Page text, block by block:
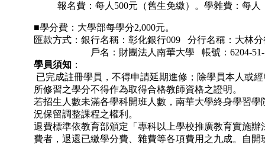
報名費：每人500元（舊生免繳）。學雜費：每人
■學分費：大學部每學分2,000元。
匯款方式：銀行名稱：彰化銀行009 分行名稱：大林分
戶名：財團法人南華大學 帳號：6204-51-
學員須知 ：
已完成註冊學員，不得申請延期進修；除學員本人或
所修習之學分不得作為取得合格教師資格之證明。
若招生人數未滿各學科開班人數，南華大學終身學習
況保留調整課程之權利。
退費標準依教育部頒定「專科以上學校推廣教育實施
費者，退還已繳學分費、雜費等各項費用之九成。自